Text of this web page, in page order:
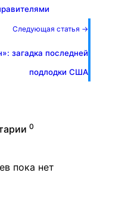
Следующая статья →
загадка последней
подлодки США
0
пока нет